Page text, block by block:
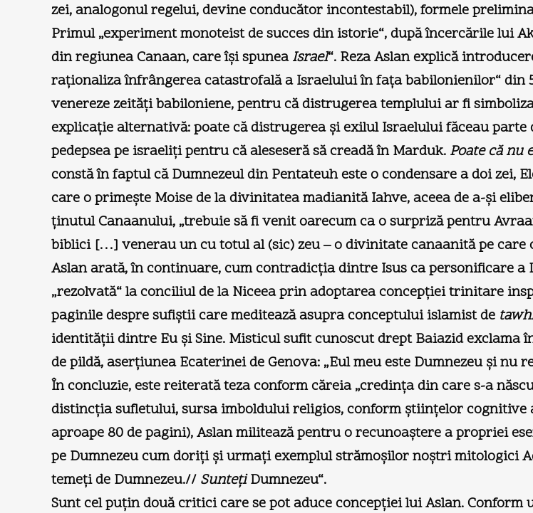
zei, analogonul regelui, devine conducător incontestabil), formele
Primul „experiment monoteist de succes din istorie“, după încercările lui
din regiunea Canaan, care îşi spuneaIsrael“. Reza Aslan explică
raţionaliza înfrângerea catastrofală a Israelului în faţa babilonienilor“ din
venereze zeităţi babiloniene, pentru că distrugerea templului ar fi
explicaţie alternativă: poate că distrugerea şi exilul Israelului făceau
pedepsea pe israeliţi pentru că aleseseră să creadă în Marduk. Poate că nu
constă în faptul că Dumnezeul din Pentateuh este o condensare a doi zei,
care o primeşte Moise de la divinitatea madianită Iahve, aceea de a-şi
ţinutul Canaanului, „trebuie să fi venit oarecum ca o surpriză pentru
biblici […] venerau un cu totul al (sic) zeu – o divinitate canaanită pe care
Aslan arată, în continuare, cum contradicţia dintre Isus ca personificare
„rezolvată“ la conciliul de la Niceea prin adoptarea concepţiei trinitare
paginile despre sufiştii care meditează asupra conceptului islamist de
identităţii dintre Eu şi Sine. Misticul sufit cunoscut drept Baiazid exclama
de pildă, aserţiunea Ecaterinei de Genova: „Eul meu este Dumnezeu şi nu
În concluzie, este reiterată teza conform căreia „credinţa din care s-a
distincţia sufletului, sursa imboldului religios, conform ştiinţelor cognitive
aproape 80 de pagini), Aslan militează pentru o recunoaştere a propriei
pe Dumnezeu cum doriţi şi urmaţi exemplul strămoşilor noştri mitologici
temeţi de Dumnezeu.// SunteţiDumnezeu“.
Sunt cel puţin două critici care se pot aduce concepţiei lui Aslan. Conform